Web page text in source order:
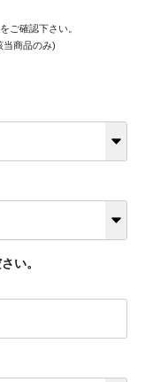
ご確認下さい。
商品のみ)
い。